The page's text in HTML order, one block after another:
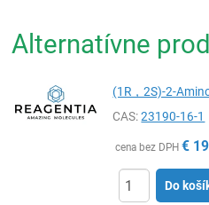
Alternatívne
(1R，2S)-2-
CAS:23190-16-1
cena bez DPH €
Do